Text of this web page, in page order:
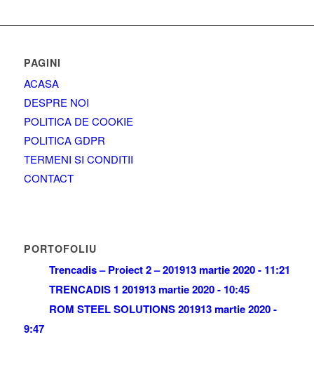
PAGINI
ACASA
DESPRE NOI
POLITICA DE COOKIE
POLITICA GDPR
TERMENI SI CONDITII
CONTACT
PORTOFOLIU
Trencadis – Proiect 2 – 201913 martie 2020 - 11:21
TRENCADIS 1 201913 martie 2020 - 10:45
ROM STEEL SOLUTIONS 201913 martie 2020 -
9:47